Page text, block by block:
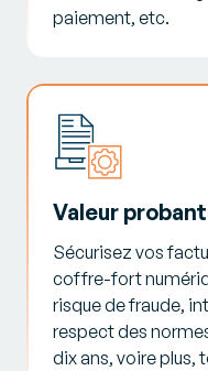
paiement, etc.
Valeur
Sécurisez vos
coffre-fort
risque de fraude,
respect des
dix ans, voire plus,